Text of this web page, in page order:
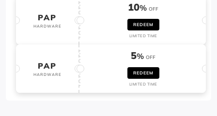
PAP
HARDWARE
10% OFF
REDEEM
LIMITED TIME
PAP
HARDWARE
5% OFF
REDEEM
LIMITED TIME